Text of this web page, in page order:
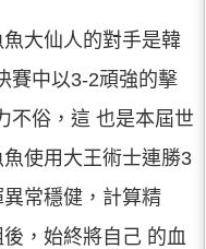
大仙人的對手是韓
賽中以3-2頑強的擊
不俗，這 也是本屆世
使用大王術士連勝3
常穩健，計算精
，始終將自己 的血